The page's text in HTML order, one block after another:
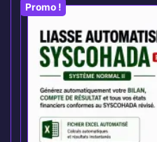
Promo !